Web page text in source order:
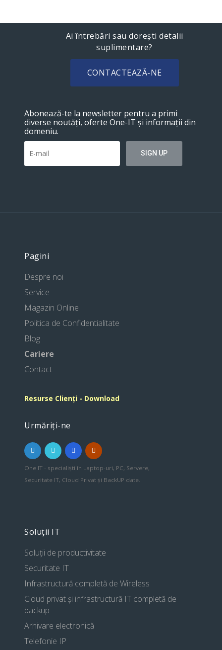
Ai întrebări sau dorești detalii
suplimentare?
CONTACTEAZĂ-NE
Abonează-te la newsletter pentru a primi
diverse noutăți, oferte One-IT și informații din
domeniu.
Pagini
Despre noi
Service
Magazin Online
Politica de Confidentialitate
Blog
Cariere
Contact
Resurse Clienți - Download
Urmăriți-ne
One IT - specialiști în Laptop-uri, PC, Servere,
Securitate IT, Cloud Privat și BackUP date.
Soluții IT
Soluții de productivitate
Securitate IT
Infrastructură completă de Wireless
Cloud privat și infrastructură IT completă de
backup
Arhivare electronică
Telefonie IP